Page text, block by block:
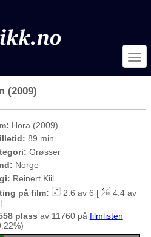
(2009)
Hora (2009)
89 min
Grøsser
Norge
Reinert Kiil
på film:
2.6 av 6 [
4.4 av
plass av 11760 på filmlisten